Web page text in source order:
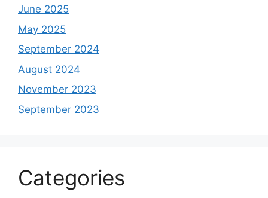
June 2025
May 2025
September 2024
August 2024
November 2023
September 2023
Categories